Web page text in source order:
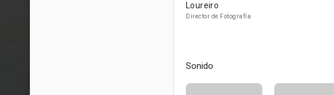
Loureiro
Director de Fotografía
Sonido